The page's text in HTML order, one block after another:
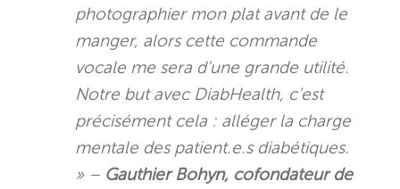
photographier mon plat avant de le
manger, alors cette commande
vocale me sera d’une grande utilité.
Notre but avec DiabHealth, c’est
précisément cela : alléger la charge
mentale des patient.e.s diabétiques.
» – Gauthier Bohyn, cofondateur de